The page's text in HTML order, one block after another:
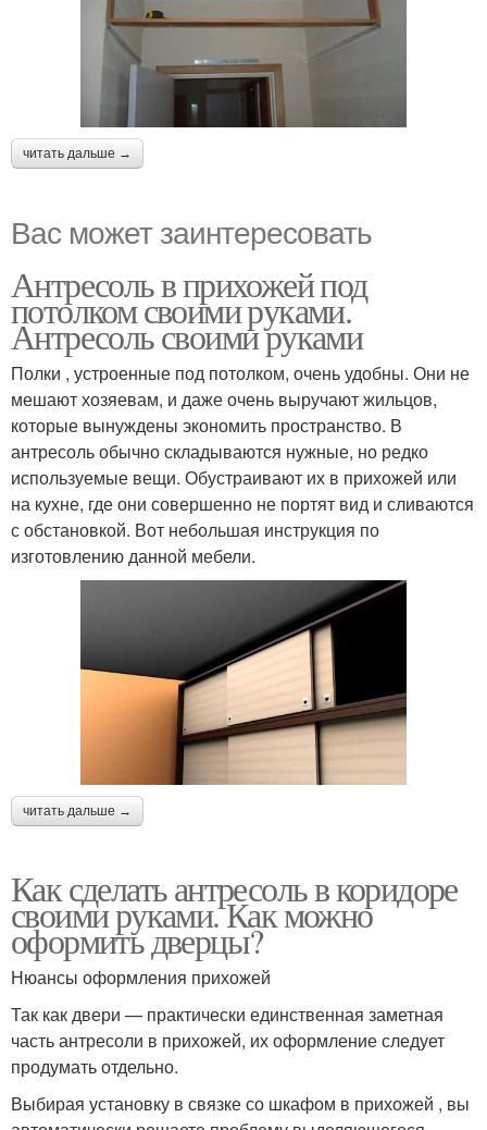
читать дальше →
Вас может заинтересовать
Антресоль в прихожей под
потолком своими руками.
Антресоль своими руками
Полки , устроенные под потолком, очень удобны. Они не
мешают хозяевам, и даже очень выручают жильцов,
которые вынуждены экономить пространство. В
антресоль обычно складываются нужные, но редко
используемые вещи. Обустраивают их в прихожей или
на кухне, где они совершенно не портят вид и сливаются
с обстановкой. Вот небольшая инструкция по
изготовлению данной мебели.
читать дальше →
Как сделать антресоль в коридоре
своими руками. Как можно
оформить дверцы?
Нюансы оформления прихожей
Так как двери — практически единственная заметная
часть антресоли в прихожей, их оформление следует
продумать отдельно.
Выбирая установку в связке со шкафом в прихожей , вы